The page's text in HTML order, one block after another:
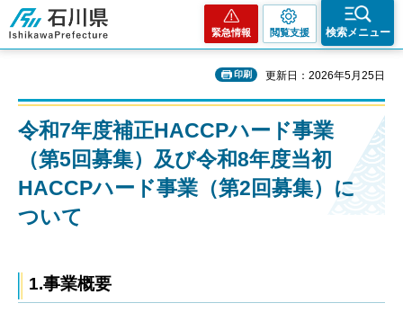
石川県
緊急情報 閲覧支援 検索メニュー
印刷 更新日：2026年5月25日
令和7年度補正HACCPハード事業
（第5回募集）及び令和8年度当初
HACCPハード事業（第2回募集）に
ついて
1.事業概要